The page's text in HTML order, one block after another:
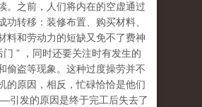
。之前，人们将内在的空虚通过
功转移：装修布置、购买材料、
料和劳动力的短缺又免不了费神
门 ”
，同时还要关注时有发生的
偷盗等现象。这种过度操劳并不
的原因，相反，忙碌恰恰是他们
引发的原因是终于完工后失去了